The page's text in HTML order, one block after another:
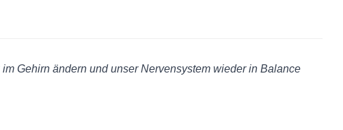
Gehirn ändern und unser Nervensystem wieder in Balance